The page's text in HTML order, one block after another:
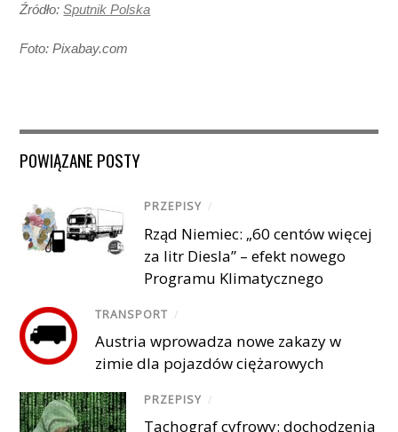
Źródło:Sputnik Polska
Foto: Pixabay.com
POWIĄZANE POSTY
PRZEPISY /
Rząd Niemiec: „60 centów więcej
za litr Diesla” – efekt nowego
Programu Klimatycznego
TRANSPORT /
Austria wprowadza nowe zakazy w
zimie dla pojazdów ciężarowych
PRZEPISY /
Tachograf cyfrowy: dochodzenia